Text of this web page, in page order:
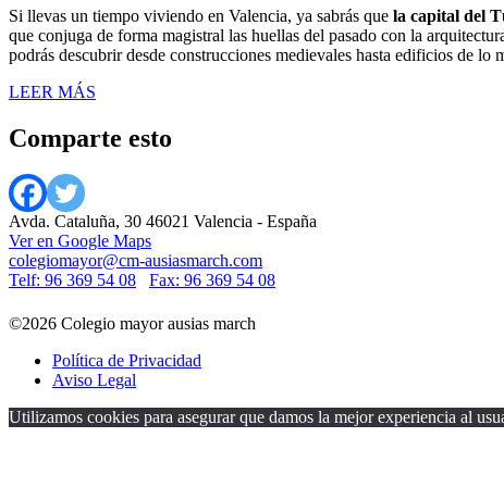
Si llevas un tiempo viviendo en Valencia, ya sabrás que la capital del
que conjuga de forma magistral las huellas del pasado con la
podrás descubrir desde construcciones medievales hasta edificios de lo
LEER MÁS
Comparte esto
Avda. Cataluña, 30 46021 Valencia - España
Ver en Google Maps
colegiomayor@cm-ausiasmarch.com
Telf: 96 369 54 08
Fax: 96 369 54 08
©2026 Colegio mayor ausias march
Política de Privacidad
Aviso Legal
Utilizamos cookies para asegurar que damos la mejor experiencia al